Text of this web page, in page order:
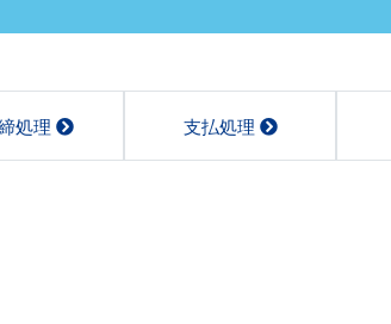
処理 支払処理